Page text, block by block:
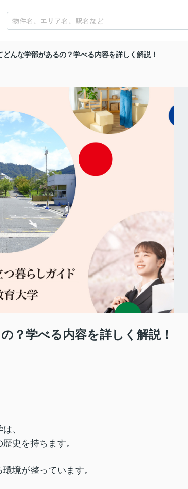
んな学部があるの？学べる内容を詳しく解説！
？学べる内容を詳しく解説！
、
史を持ちます。
境が整っています。